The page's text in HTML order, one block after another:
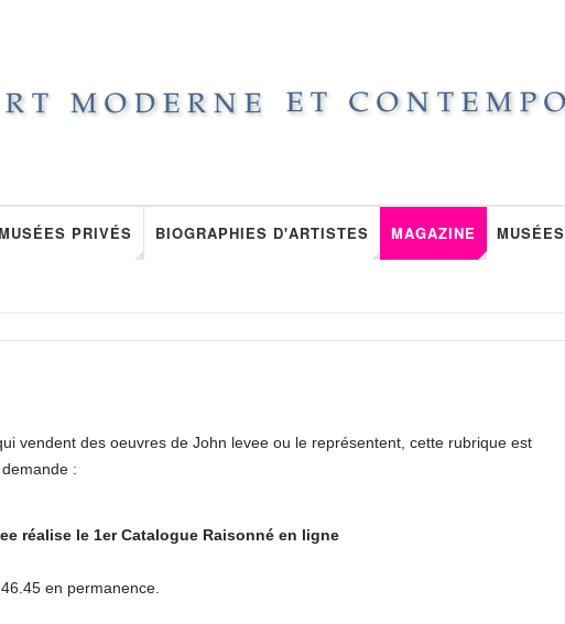
PRIVÉS BIOGRAPHIES D'ARTISTES MAGAZINE MUSÉES
vendent des oeuvres de John levee ou le représentent, cette rubrique est
:
réalise le 1er Catalogue Raisonné en ligne
en permanence.